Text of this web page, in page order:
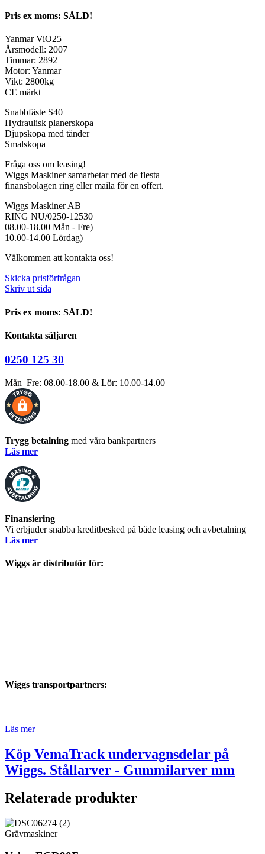
Pris ex moms: SÅLD!
Yanmar ViO25
Årsmodell: 2007
Timmar: 2892
Motor: Yanmar
Vikt: 2800kg
CE märkt
Snabbfäste S40
Hydraulisk planerskopa
Djupskopa med tänder
Smalskopa
Fråga oss om leasing!
Wiggs Maskiner samarbetar med de flesta
finansbolagen ring eller maila för en offert.
Wiggs Maskiner AB
RING NU/0250-12530
08.00-18.00 Mån - Fre)
10.00-14.00 Lördag)
Välkommen att kontakta oss!
Skicka prisförfrågan
Skriv ut sida
Pris ex moms: SÅLD!
Kontakta säljaren
0250 125 30
Mån–Fre: 08.00-18.00 & Lör: 10.00-14.00
Trygg betalning med våra bankpartners
Läs mer
Finansiering
Vi erbjuder snabba kreditbesked på både leasing och avbetalning
Läs mer
Wiggs är distributör för:
Wiggs transportpartners:
Läs mer
Köp VemaTrack undervagnsdelar på
Wiggs. Stållarver - Gummilarver mm
Relaterade produkter
Grävmaskiner